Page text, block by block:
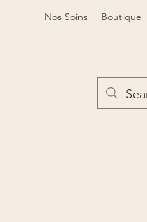
Nos Soins Boutique